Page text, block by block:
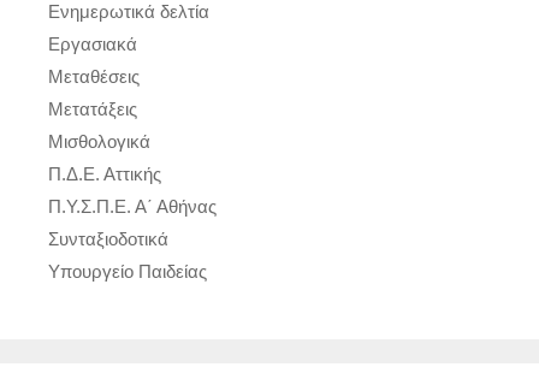
Ενημερωτικά δελτία
Εργασιακά
Μεταθέσεις
Μετατάξεις
Μισθολογικά
Π.Δ.Ε. Αττικής
Π.Υ.Σ.Π.Ε. Α΄ Αθήνας
Συνταξιοδοτικά
Υπουργείο Παιδείας